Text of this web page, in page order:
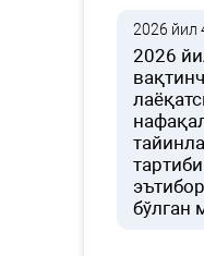
2026 йил
2026
бўлган